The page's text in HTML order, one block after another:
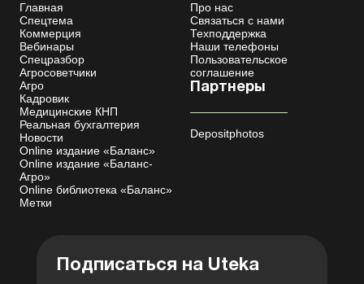
Главная
Спецтема
Коммерция
Вебинары
Спецразбор
Агросоветчики
Агро
Кадровик
Медицинские КНП
Реальная бухгалтерия
Новости
Online издание «Баланс»
Online издание «Баланс-
Агро»
Online библиотека «Баланс»
Метки
Про нас
Связаться с нами
Техподдержка
Наши телефоны
Пользовательское
соглашение
Партнеры
Depositphotos
Подписаться на Uteka